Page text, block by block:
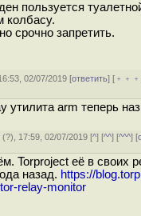
пользуется
колбасу.
срочно запретить.
02/07/2019 [ответить] [ ﹢﹢﹢
утилита arm теперь
(?), 17:59, 02/07/2019 [^] [^^] [^^^] [
Torproject её в своих
назад. https://
relay-monitor